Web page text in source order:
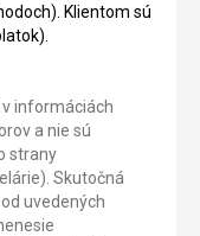
Klientom sú
informáciách
a nie sú
strany
Skutočná
uvedených